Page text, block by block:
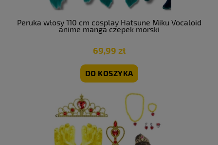
Peruka włosy 110 cm cosplay Hatsune Miku Vocaloid
anime manga czepek morski
69,99 zł
DO KOSZYKA